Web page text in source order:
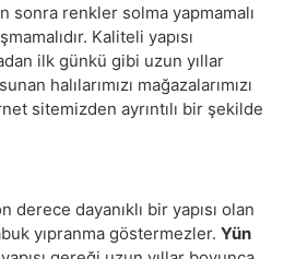
sonra renkler solma yapmamalı
Kaliteli yapısı
ilk günkü gibi uzun yıllar
halılarımızı mağazalarımızı
sitemizden ayrıntılı bir şekilde
derece dayanıklı bir yapısı olan
yıpranma göstermezler. Yün